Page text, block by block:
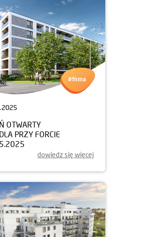
OTWARTY
PRZY FORCIE
dowiedz się więcej